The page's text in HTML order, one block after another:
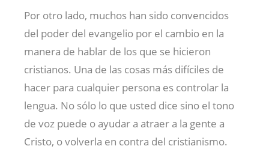
Por otro lado, muchos han sido convencidos
del poder del evangelio por el cambio en la
manera de hablar de los que se hicieron
cristianos. Una de las cosas más difíciles de
hacer para cualquier persona es controlar la
lengua. No sólo lo que usted dice sino el tono
de voz puede o ayudar a atraer a la gente a
Cristo, o volverla en contra del cristianismo.